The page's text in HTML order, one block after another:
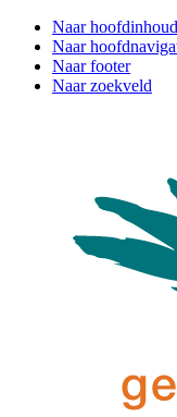
Naar hoofdinhoud
Naar
Naar footer
Naar zoekveld